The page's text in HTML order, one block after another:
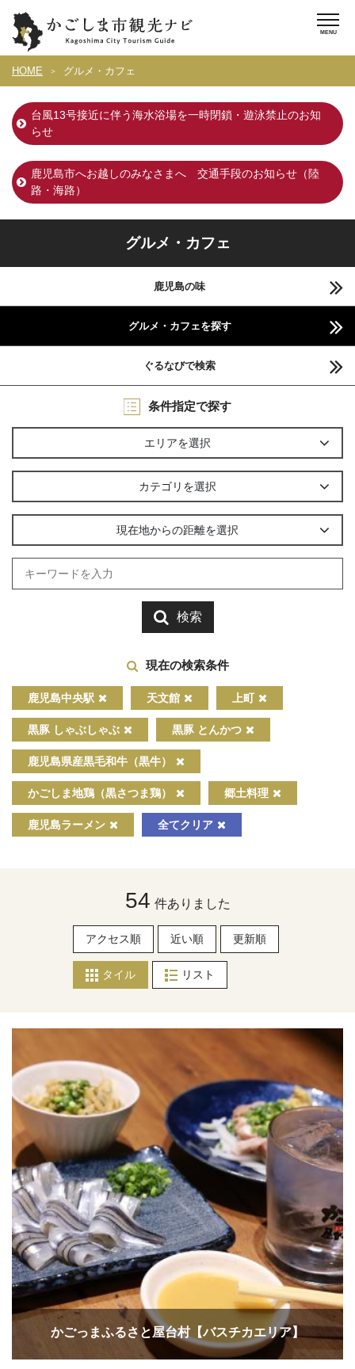
HOME グルメ・カフェ
台風13号接近に伴う海水浴場を一時閉鎖・遊泳禁止のお知
らせ
鹿児島市へお越しのみなさまへ 交通手段のお知らせ（陸
路・海路）
グルメ・カフェ
鹿児島の味
グルメ・カフェを探す
ぐるなびで検索
条件指定で探す
エリアを選択
カテゴリを選択
現在地からの距離を選択
検索
現在の検索条件
鹿児島中央駅 天文館 上町
黒豚 しゃぶしゃぶ 黒豚 とんかつ
鹿児島県産黒毛和牛（黒牛）
かごしま地鶏（黒さつま鶏） 郷土料理
鹿児島ラーメン 全てクリア
54 件ありました
アクセス順 近い順 更新順
タイル リスト
かごっまふるさと屋台村【バスチカエリア】